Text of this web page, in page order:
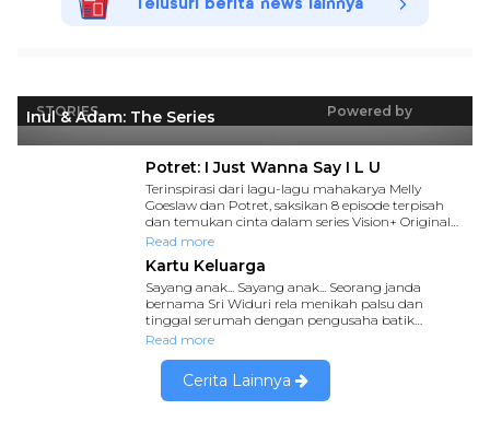
Telusuri berita news lainnya